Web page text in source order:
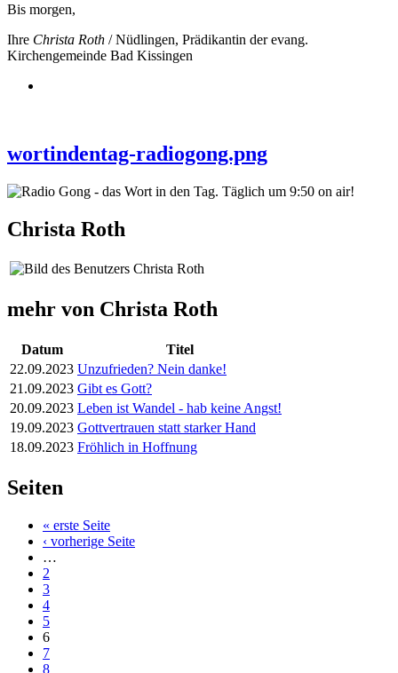
Bis morgen,
Ihre Christa Roth / Nüdlingen, Prädikantin der evang.
Kirchengemeinde Bad Kissingen
wortindentag-radiogong.png
Christa Roth
mehr von Christa Roth
Datum
Titel
22.09.2023 Unzufrieden? Nein danke!
21.09.2023 Gibt es Gott?
20.09.2023 Leben ist Wandel - hab keine Angst!
19.09.2023 Gottvertrauen statt starker Hand
18.09.2023 Fröhlich in Hoffnung
Seiten
« erste Seite
‹ vorherige Seite
…
2
3
4
5
6
7
8